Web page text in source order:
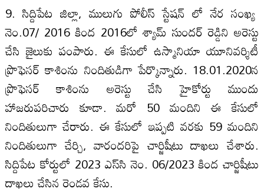
9. సిద్దిపేట జిల్లా, ములుగు పోలీస్ స్టేషన్ లో నేర సంఖ్య
నెం.07/ 2016 కింద 2016లో శ్యామ్ సుందర్ రెడ్డిని అరెస్టు
చేసి జైలుకు పంపారు. ఈ కేసులో ఉస్మానియా యూనివర్శిటీ
ప్రొఫెసర్‌ కాశింను నిందితుడిగా పేర్కొన్నారు. 18.01.2020న
ప్రొఫెసర్‌ కాశింను అరెస్టు చేసి హైకోర్టు ముందు
హాజరుపరిచారు కూడా. మరో 50 మందిని ఈ కేసులో
నిందితులుగా చేరారు. ఈ కేసులో ఇప్పటి వరకు 59 మందిని
నిందితులుగా చేర్చి, వారందరిపై చార్జిషీటు దాఖలు చేశారు.
సిద్దిపేట కోర్టులో 2023 ఎస్‌సి నెం. 06/2023 కింద చార్జిషీటు
దాఖలు చేసిన రెండవ కేసు.